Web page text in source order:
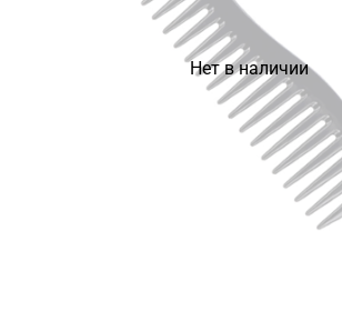
Нет в наличии